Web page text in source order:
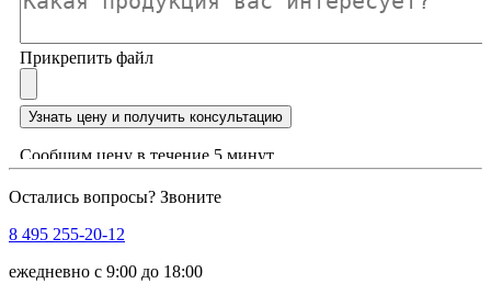
Прикрепить файл
Узнать цену и получить консультацию
Сообщим цену в течение 5 минут
Остались вопросы? Звоните
8 495 255-20-12
ежедневно с 9:00 до 18:00